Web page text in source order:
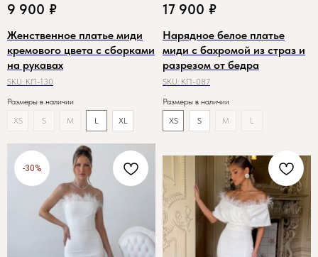
9 900 ₽
Женственное платье миди
кремового цвета с сборками
на рукавах
SKU: КП-130
Размеры в наличии
XS
S M L XL
17 900 ₽
Нарядное белое платье
миди с бахромой из страз и
разрезом от бедра
SKU: КП-087
Размеры в наличии
XS
S M L
-30%